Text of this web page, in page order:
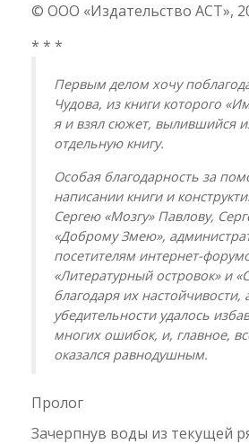
© ООО «Издательство АСТ»,
* * *
Первым делом хочу
Чудова, из книги которого
я и взял сюжет, вылившийся
отдельную книгу.
Особая благодарность за
написании книги и
Сергею «Мозгу» Павлову,
«Доброму Змею»,
посетителям интернет-
«Литературный островок» и
благодаря их настойчивости,
убедительности удалось
многих ошибок, и, главное,
оказался равнодушным.
Пролог
Зачерпнув воды из текущей